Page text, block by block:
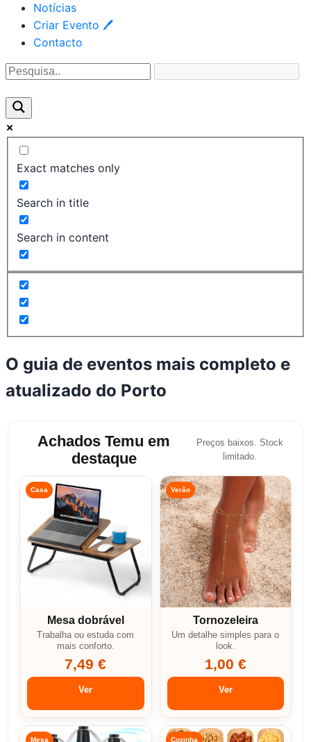
Notícias
Criar Evento 🖊
Contacto
Exact matches only
Search in title
Search in content
O guia de eventos mais completo e
atualizado do Porto
Achados Temu em
destaque
Preços baixos. Stock
limitado.
Casa
Mesa dobrável
Trabalha ou estuda com
mais conforto.
7,49 €
Ver
Verão
Tornozeleira
Um detalhe simples para o
look.
1,00 €
Ver
Mesa Cozinha